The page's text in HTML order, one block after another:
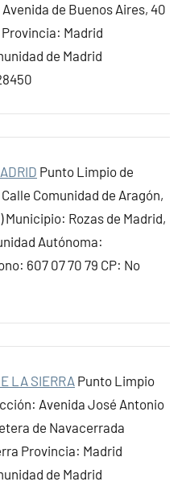
de Buenos Aires, 40
Madrid
de Madrid
Punto Limpio de
Comunidad de Aragón,
Rozas de Madrid,
Autónoma:
607 07 70 79 CP: No
LA SIERRA Punto Limpio
Avenida José Antonio
de Navacerrada
Provincia: Madrid
de Madrid